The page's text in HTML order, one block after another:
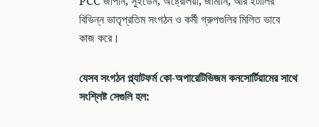
বিভিন্ন ভাতৃপ্রতিম সংগঠন ও কর্মী গ্রুপগুলির মিলিত ভাবে
কাজ করে।
যেসব সংগঠন প্ল্যাটফর্ম কো-অপারেটিভিজম কনসোর্টিয়ামের সাথে
সংশ্লিষ্ট সেগুলি হল: